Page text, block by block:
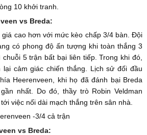
10 khởi tranh.
vs Breda:
cao hơn với mức kèo chấp 3/4 bàn. Đội
có phong độ ấn tượng khi toàn thắng 3
5 trận bất bại liên tiếp. Trong khi đó,
lại cảm giác chiến thắng. Lịch sử đối đầu
Heerenveen, khi họ đã đánh bại Breda
nhất. Do đó, thầy trò Robin Veldman
việc nối dài mạch thắng trên sân nhà.
-3/4 cả trận
vs Breda: